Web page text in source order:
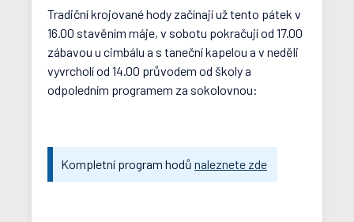
Tradiční krojované hody začínají už tento pátek v
16.00 stavěním máje, v sobotu pokračují od 17.00
zábavou u cimbálu a s taneční kapelou a v neděli
vyvrcholí od 14.00 průvodem od školy a
odpoledním programem za sokolovnou:
Kompletní program hodů naleznete zde